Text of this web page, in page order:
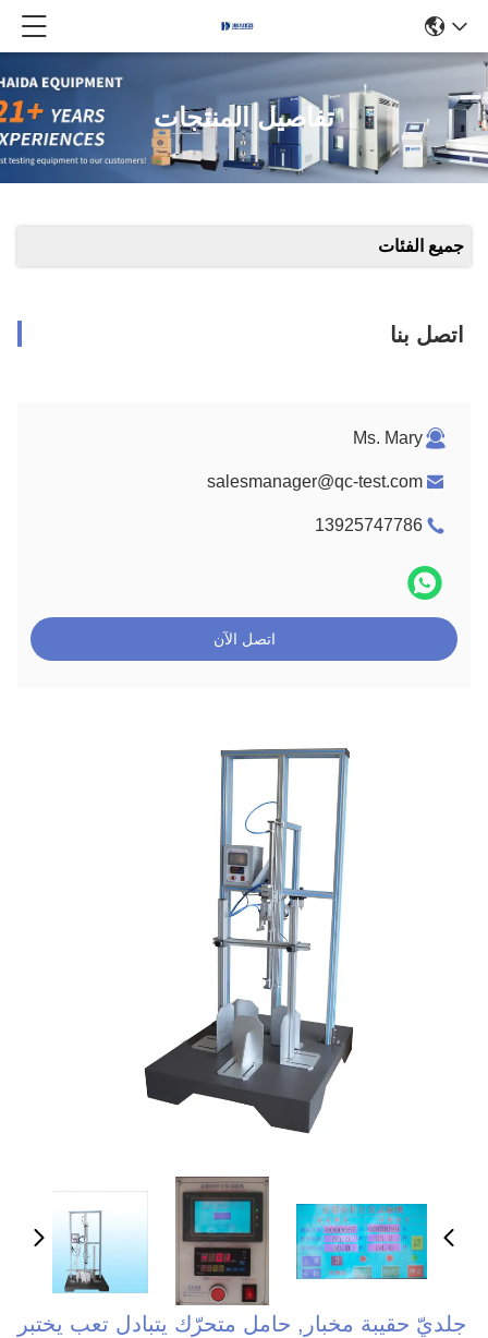
تفاصيل المنتجات
جميع الفئات
اتصل بنا
Ms. Mary
salesmanager@qc-test.com
13925747786
اتصل الآن
جلديّ حقيبة مخبار, حامل متحرّك يتبادل تعب يختبر